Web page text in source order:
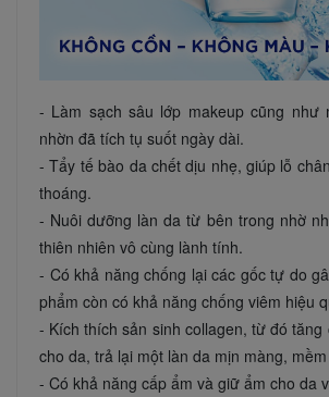
- Làm sạch sâu lớp makeup cũng như
nhờn đã tích tụ suốt ngày dài.
- Tẩy tế bào da chết dịu nhẹ, giúp lỗ
thoáng.
- Nuôi dưỡng làn da từ bên trong nhờ
thiên nhiên vô cùng lành tính.
- Có khả năng chống lại các gốc tự do
phẩm còn có khả năng chống viêm hiệu
- Kích thích sản sinh collagen, từ đó
cho da, trả lại một làn da mịn màng,
- Có khả năng cấp ẩm và giữ ẩm cho da